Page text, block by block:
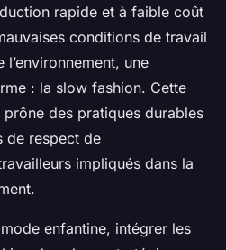
rapide et à faible coût
conditions de travail
l’environnement, une
: la slow fashion. Cette
des pratiques durables
de respect de
impliqués dans la
enfantine, intégrer les